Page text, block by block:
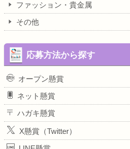
ファッション・貴金属
その他
応募方法から探す
オープン懸賞
ネット懸賞
ハガキ懸賞
X懸賞（Twitter）